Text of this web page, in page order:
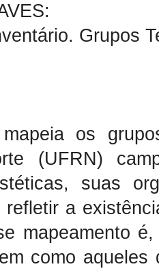
Grupos
os
(UFRN)
suas
refletir a
mapeamento
como